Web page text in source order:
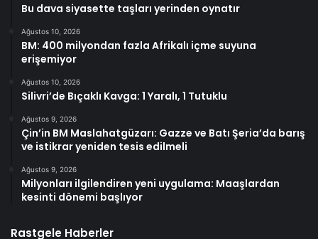
Bu dava siyasette taşları yerinden oynatır
Ağustos 10, 2026
BM: 400 milyondan fazla Afrikalı içme suyuna
erişemiyor
Ağustos 10, 2026
Silivri’de Bıçaklı Kavga: 1 Yaralı, 1 Tutuklu
Ağustos 9, 2026
Çin’in BM Maslahatgüzarı: Gazze ve Batı Şeria’da barış
ve istikrar yeniden tesis edilmeli
Ağustos 9, 2026
Milyonları ilgilendiren yeni uygulama: Maaşlardan
kesinti dönemi başlıyor
Rastgele Haberler